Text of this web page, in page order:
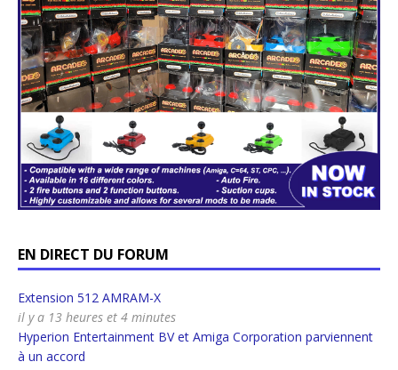
EN DIRECT DU FORUM
Extension 512 AMRAM-X
il y a 13 heures et 4 minutes
Hyperion Entertainment BV et Amiga Corporation parviennent
à un accord